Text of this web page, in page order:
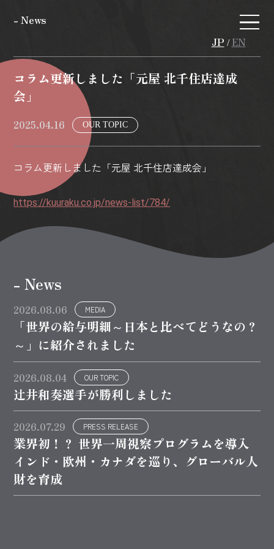
- News
JP / EN
コラム更新しました「元屋 北千住店達成
会」
2025.04.16 OUR TOPIC
コラム更新しました「元屋 北千住店達成会」
https://kuuraku.co.jp/news-list/784/
- News
2026.08.06 MEDIA
「世界の給与明細～日本と比べてどうなの？
～」に紹介されました
2026.08.04 OUR TOPIC
辻井和奏選手が勝利しました
2026.07.29 PRESS RELEASE
業界初！？ 世界一周視察プログラムを導入
インド・欧州・カナダを巡り、グローバル人
財を育成